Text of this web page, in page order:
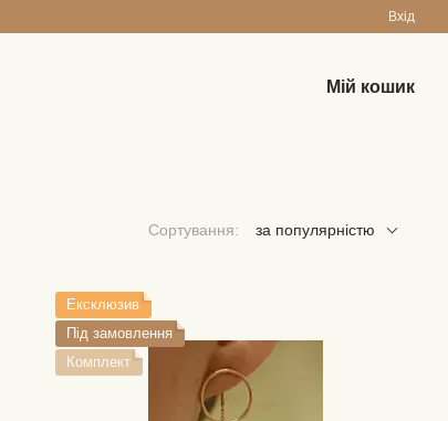
Вхід
Мій кошик
Сортування: за популярністю
Ексклюзив
Під замовлення
Комплект